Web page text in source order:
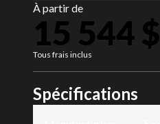
À partir de
15 544 $
Tous frais inclus
Spécifications